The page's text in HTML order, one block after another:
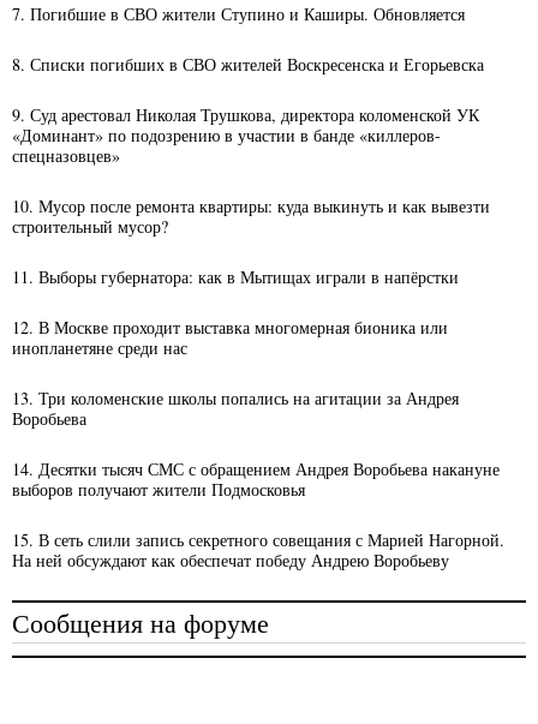
7. Погибшие в СВО жители Ступино и Каширы. Обновляется
8. Списки погибших в СВО жителей Воскресенска и Егорьевска
9. Суд арестовал Николая Трушкова, директора коломенской УК
«Доминант» по подозрению в участии в банде «киллеров-
спецназовцев»
10. Мусор после ремонта квартиры: куда выкинуть и как вывезти
строительный мусор?
11. Выборы губернатора: как в Мытищах играли в напёрстки
12. В Москве проходит выставка многомерная бионика или
инопланетяне среди нас
13. Три коломенские школы попались на агитации за Андрея
Воробьева
14. Десятки тысяч СМС с обращением Андрея Воробьева накануне
выборов получают жители Подмосковья
15. В сеть слили запись секретного совещания с Марией Нагорной.
На ней обсуждают как обеспечат победу Андрею Воробьеву
Сообщения на форуме